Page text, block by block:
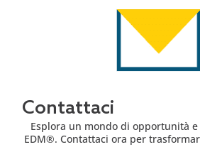
Contattaci
Esplora un mondo di opportunità
EDM®. Contattaci ora per